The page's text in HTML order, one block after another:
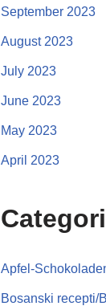
September 2023
August 2023
July 2023
June 2023
May 2023
April 2023
Apfel-
Bosanski recepti/